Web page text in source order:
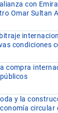
con
Omar Sultan
condiciones
compra
y la
circular